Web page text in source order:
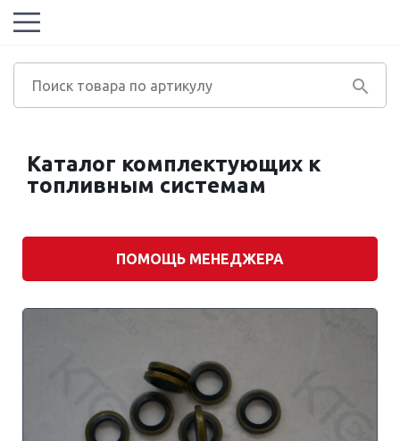
Каталог комплектующих к
топливным системам
ПОМОЩЬ МЕНЕДЖЕРА